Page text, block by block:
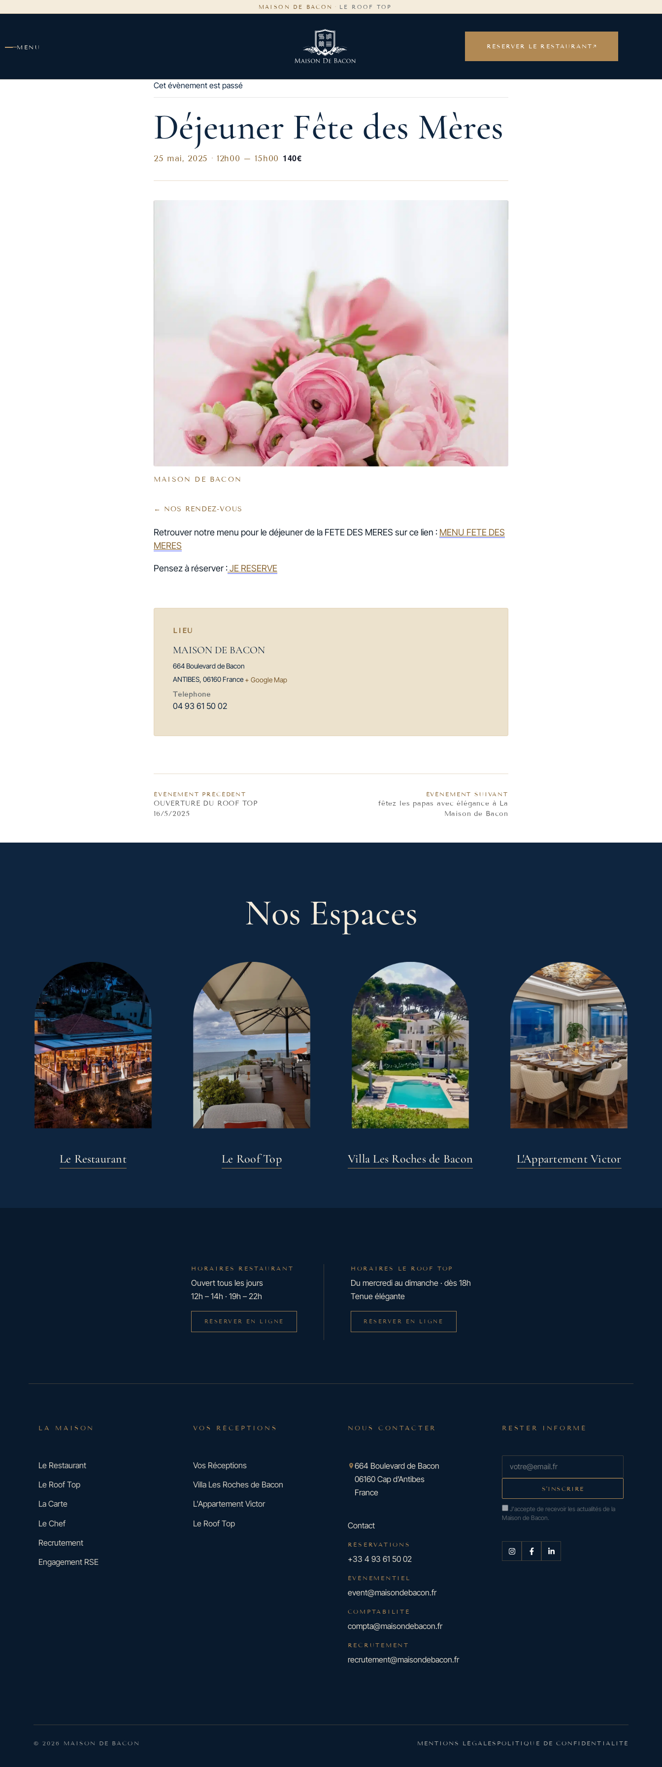
MAISON DE BACON · LE ROOF TOP
principal
MENU RÉSERVER LE RESTAURANT
Cet évènement est passé
Déjeuner Fête des Mères
25 mai, 2025 · 12h00 –15h00 140€
MAISON DE BACON
← NOS RENDEZ-VOUS
Retrouver notre menu pour le déjeuner de la FETE DES MERES sur ce lien : MENU FETE DES
MERES
Pensez à réserver :JE RESERVE
LIEU
MAISON DE BACON
664 Boulevard de Bacon
ANTIBES, 06160 France + Google Map
Téléphone
04 93 61 50 02
ÉVÈNEMENT PRÉCÉDENT
OUVERTURE DU ROOF TOP
16/5/2025
ÉVÈNEMENT SUIVANT
fêtez les papas avec élégance à La
Maison de Bacon
Nos Espaces
Le Restaurant Le Roof Top Villa Les Roches de Bacon L'Appartement Victor
HORAIRES RESTAURANT
Ouvert tous les jours
12h – 14h · 19h – 22h
RÉSERVER EN LIGNE
HORAIRES LE ROOF TOP
Du mercredi au dimanche · dès 18h
Tenue élégante
RÉSERVER EN LIGNE
LA MAISON
Le Restaurant
Le Roof Top
La Carte
Le Chef
Recrutement
Engagement RSE
VOS RÉCEPTIONS
Vos Réceptions
Villa Les Roches de Bacon
L'Appartement Victor
Le Roof Top
NOUS CONTACTER
664 Boulevard de Bacon
06160 Cap d’Antibes
France
Contact
RÉSERVATIONS
+33 4 93 61 50 02
ÉVÉNEMENTIEL
event@maisondebacon.fr
COMPTABILITÉ
compta@maisondebacon.fr
RECRUTEMENT
recrutement@maisondebacon.fr
RESTER INFORMÉ
J'accepte de recevoir les actualités de la
Maison de Bacon.
© 2026 MAISON DE BACON MENTIONS LÉGALES POLITIQUE DE CONFIDENTIALITÉ